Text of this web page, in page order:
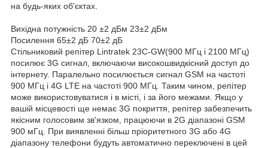
на будь-яких об'єктах.
Вихідна потужність 20 ±2 дБм 23±2 дБм
Посилення 65±2 дБ 70±2 дБ
Стільниковий репітер Lintratek 23C-GW(900 МГц і 2100 МГц)
посилює 3G сигнал, включаючи високошвидкісний доступ до
інтернету. Паралельно посилюється сигнал GSM на частоті
900 МГц і 4G LTE на частоті 900 МГц. Таким чином, репітер
може використовуватися і в місті, і за його межами. Якщо у
вашій місцевості ще немає 3G покриття, репітер забезпечить
якісним голосовим зв'язком, працюючи в 2G діапазоні GSM
900 мГц. При виявленні більш пріоритетного 3G або 4G
діапазону телефони будуть автоматично переключені в цей